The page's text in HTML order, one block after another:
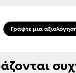
Γράψτε μια